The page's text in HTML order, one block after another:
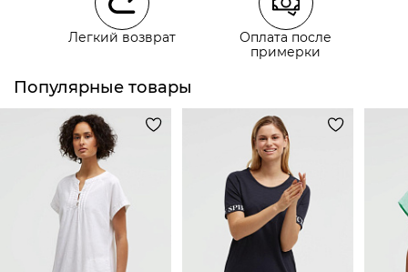
Легкий возврат
Оплата после
примерки
Популярные товары